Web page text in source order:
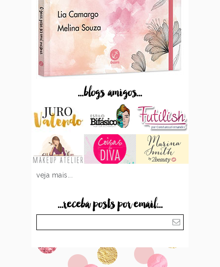
...blogs amigos...
veja mais...
...receba posts por email...